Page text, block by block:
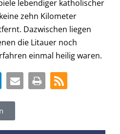
lebendiger katholischer
zehn Kilometer
Dazwischen liegen
die Litauer noch
einmal heilig waren.